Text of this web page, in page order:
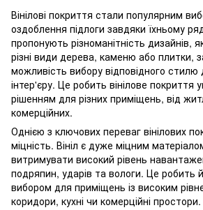
Вінілові покриття стали популярним
оздоблення підлоги завдяки їхньому
пропонують різноманітність дизайнів,
різні види дерева, каменю або плитки,
можливість вибору відповідного стилю
інтер'єру. Це робить вінілове покриття
рішенням для різних приміщень, від
комерційних.
Однією з ключових переваг вінілових
міцність. Вініл є дуже міцним
витримувати високий рівень
подряпин, ударів та вологи. Це робить
вибором для приміщень із високим
коридори, кухні чи комерційні простори.